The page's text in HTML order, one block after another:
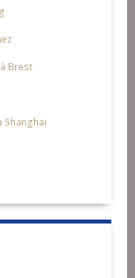
Brest
Shanghai